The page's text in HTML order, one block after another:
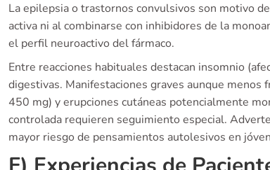
La epilepsia o trastornos convulsivos son motivo
activa ni al combinarse con inhibidores de la
el perfil neuroactivo del fármaco.
Entre reacciones habituales destacan insomnio
digestivas. Manifestaciones graves aunque
450 mg) y erupciones cutáneas potencialmente
controlada requieren seguimiento especial.
mayor riesgo de pensamientos autolesivos en